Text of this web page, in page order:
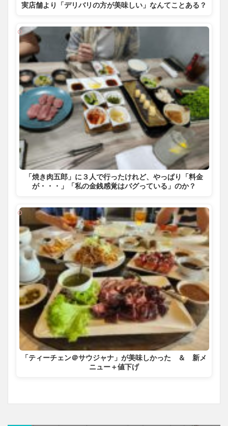
実店舗より「デリバリの方が美味しい」なんてことある？
「焼き肉五郎」に３人で行ったけれど、やっぱり「料金
が・・・」「私の金銭感覚はバグっている」のか？
「ティーチェン＠サウジャナ」が美味しかった ＆ 新メ
ニュー＋値下げ